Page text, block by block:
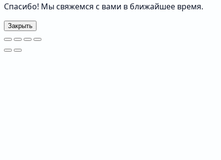
Спасибо! Мы свяжемся с вами в ближайшее время.
Закрыть